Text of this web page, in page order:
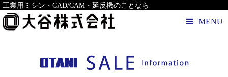
工業用ミシン・CAD/CAM・延反機のことなら
MENU